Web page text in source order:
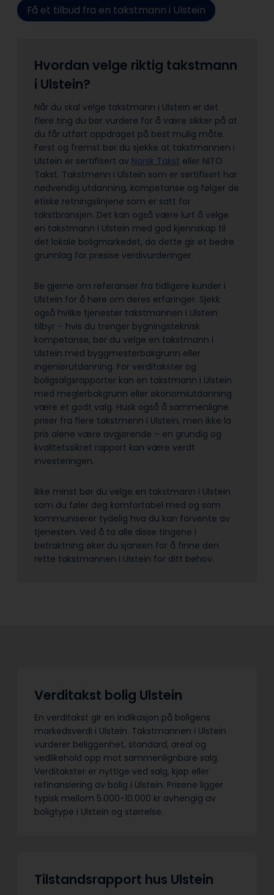
Få et tilbud fra en takstmann i Ulstein
Hvordan velge riktig takstmann
i Ulstein?
Når du skal velge takstmann i Ulstein er det
flere ting du bør vurdere for å være sikker på at
du får utført oppdraget på best mulig måte.
Først og fremst bør du sjekke at takstmannen i
Ulstein er sertifisert av Norsk Takst eller NITO
Takst. Takstmenn i Ulstein som er sertifisert har
nødvendig utdanning, kompetanse og følger de
etiske retningslinjene som er satt for
takstbransjen. Det kan også være lurt å velge
en takstmann i Ulstein med god kjennskap til
det lokale boligmarkedet, da dette gir et bedre
grunnlag for presise verdivurderinger.
Be gjerne om referanser fra tidligere kunder i
Ulstein for å høre om deres erfaringer. Sjekk
også hvilke tjenester takstmannen i Ulstein
tilbyr – hvis du trenger bygningsteknisk
kompetanse, bør du velge en takstmann i
Ulstein med byggmesterbakgrunn eller
ingeniørutdanning. For verditakster og
boligsalgsrapporter kan en takstmann i Ulstein
med meglerbakgrunn eller økonomiutdanning
være et godt valg. Husk også å sammenligne
priser fra flere takstmenn i Ulstein, men ikke la
pris alene være avgjørende – en grundig og
kvalitetssikret rapport kan være verdt
investeringen.
Ikke minst bør du velge en takstmann i Ulstein
som du føler deg komfortabel med og som
kommuniserer tydelig hva du kan forvente av
tjenesten. Ved å ta alle disse tingene i
betraktning øker du sjansen for å finne den
rette takstmannen i Ulstein for ditt behov.
Verditakst bolig Ulstein
En verditakst gir en indikasjon på boligens
markedsverdi i Ulstein. Takstmannen i Ulstein
vurderer beliggenhet, standard, areal og
vedlikehold opp mot sammenlignbare salg.
Verditakster er nyttige ved salg, kjøp eller
refinansiering av bolig i Ulstein. Prisene ligger
typisk mellom 5.000-10.000 kr avhengig av
boligtype i Ulstein og størrelse.
Tilstandsrapport hus Ulstein